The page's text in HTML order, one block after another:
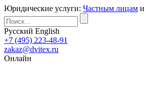
Юридические услуги: Частным лицам и
Русский English
+7 (495) 223-48-91
zakaz@dvitex.ru
Онлайн